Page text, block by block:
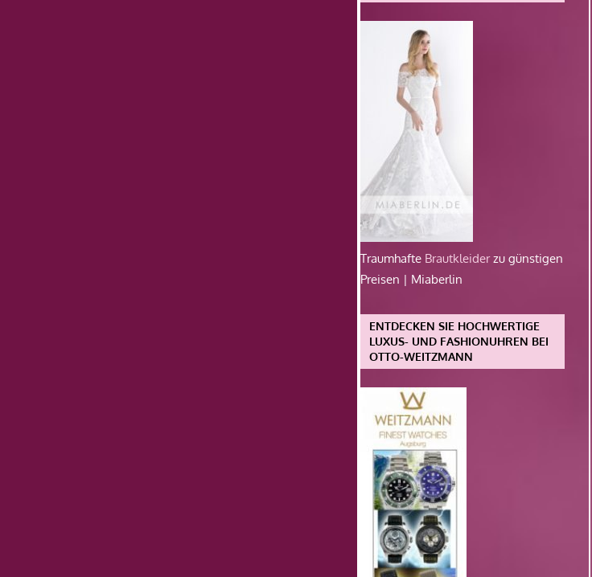
Traumhafte Brautkleiderzu günstigen
Preisen | Miaberlin
ENTDECKEN SIE HOCHWERTIGE
LUXUS- UND FASHIONUHREN BEI
OTTO-WEITZMANN